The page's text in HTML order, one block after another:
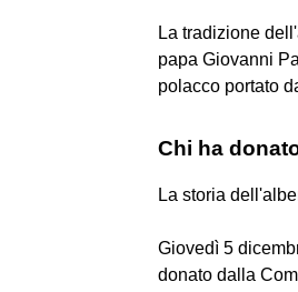
La tradizione
papa Giovanni
polacco portato
Chi ha
La storia
Giovedì 5
donato dalla